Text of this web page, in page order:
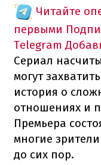
Читайте
первыми
Telegram
Сериал
могут
история о
отношениях и
Премьера
многие
до сих пор.